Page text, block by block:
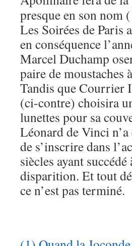
presque en son nom
Les Soirées de Paris
en conséquence
Marcel Duchamp
paire de moustaches
Tandis que Courrier
(ci-contre) choisira
lunettes pour sa
Léonard de Vinci n’a
de s’inscrire dans
siècles ayant succédé
disparition. Et tout
ce n’est pas terminé.